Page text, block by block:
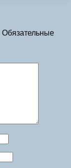
Обязательные